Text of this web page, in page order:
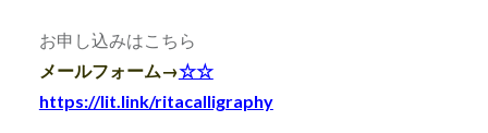
お申し込みはこちら
メールフォーム→☆☆
https://lit.link/ritacalligraphy